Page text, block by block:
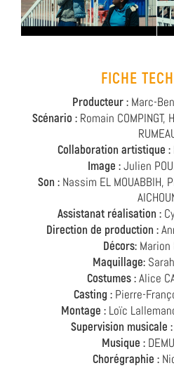
FICHE
Producteur :Marc-
Scénario :Romain COMPINGT,
Collaboration artistique :
Image : Julien
Son : Nassim EL MOUABBIH,
Assistanat réalisation :
Direction de production :
Décors: Marion
Maquillage:
Costumes : Alice
Casting :Pierre-
Montage :Loïc
Supervision musicale :
Musique :
Chorégraphie :